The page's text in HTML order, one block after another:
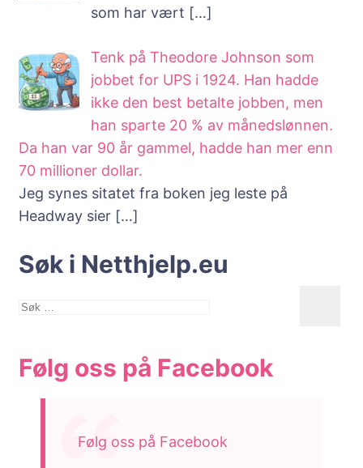
som har vært […]
Tenk på Theodore Johnson som
jobbet for UPS i 1924. Han hadde
ikke den best betalte jobben, men
han sparte 20 % av månedslønnen.
Da han var 90 år gammel, hadde han mer enn
70 millioner dollar.
Jeg synes sitatet fra boken jeg leste på
Headway sier […]
Søk i Netthjelp.eu
Søk
Følg oss på Facebook
Følg oss på Facebook